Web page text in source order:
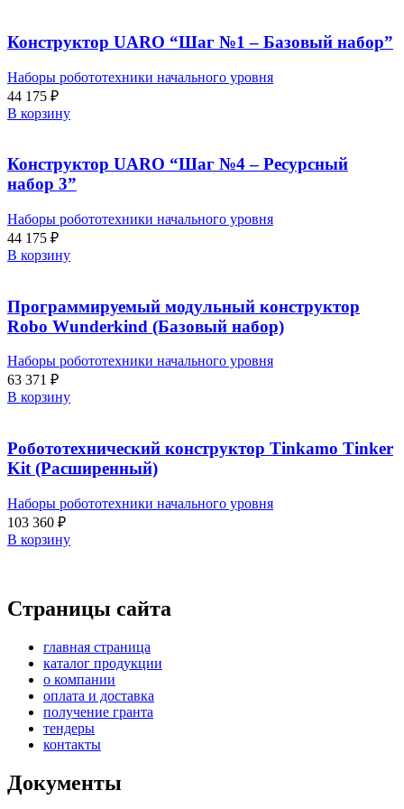
Конструктор UARO “Шаг №1 – Базовый набор”
Наборы робототехники начального уровня
44 175 ₽
В корзину
Конструктор UARO “Шаг №4 – Ресурсный
набор 3”
Наборы робототехники начального уровня
44 175 ₽
В корзину
Программируемый модульный конструктор
Robo Wunderkind (Базовый набор)
Наборы робототехники начального уровня
63 371 ₽
В корзину
Робототехнический конструктор Tinkamo Tinker
Kit (Расширенный)
Наборы робототехники начального уровня
103 360 ₽
В корзину
Страницы сайта
главная страница
каталог продукции
о компании
оплата и доставка
получение гранта
тендеры
контакты
Документы